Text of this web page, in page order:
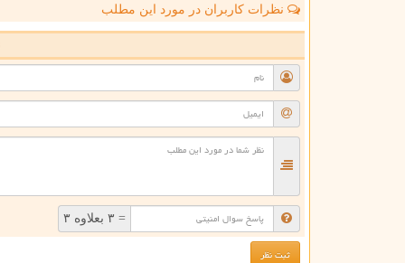
نظرات کاربران در مورد این مطلب
= ۳ بعلاوه ۳